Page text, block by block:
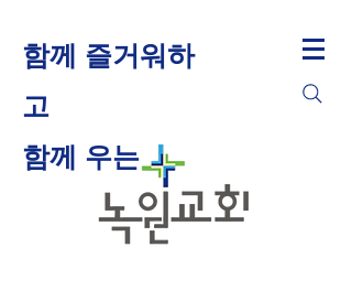
함께 즐거워하
고
​함께 우는